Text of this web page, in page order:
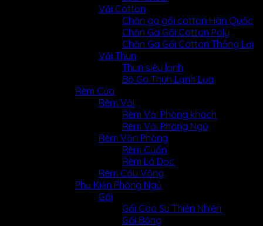
Vải Cotton
Chăn ga gối cotton Hàn Quốc
Chăn Ga Gối Cotton Poly
Chăn Ga Gối Cotton Thắng Lợi
Vải Thun
Thun siêu lạnh
Bộ Ga Thun Lạnh Lụa
Rèm Cửa
Rèm Vải
Rèm Vải Phòng khách
Rèm Vải Phòng Ngủ
Rèm Văn Phòng
Rèm Cuốn
Rèm Lá Dọc
Rèm Cầu Vồng
Phụ Kiện Phòng Ngủ
Gối
Gối Cao Su Thiên Nhiên
Gối Bông